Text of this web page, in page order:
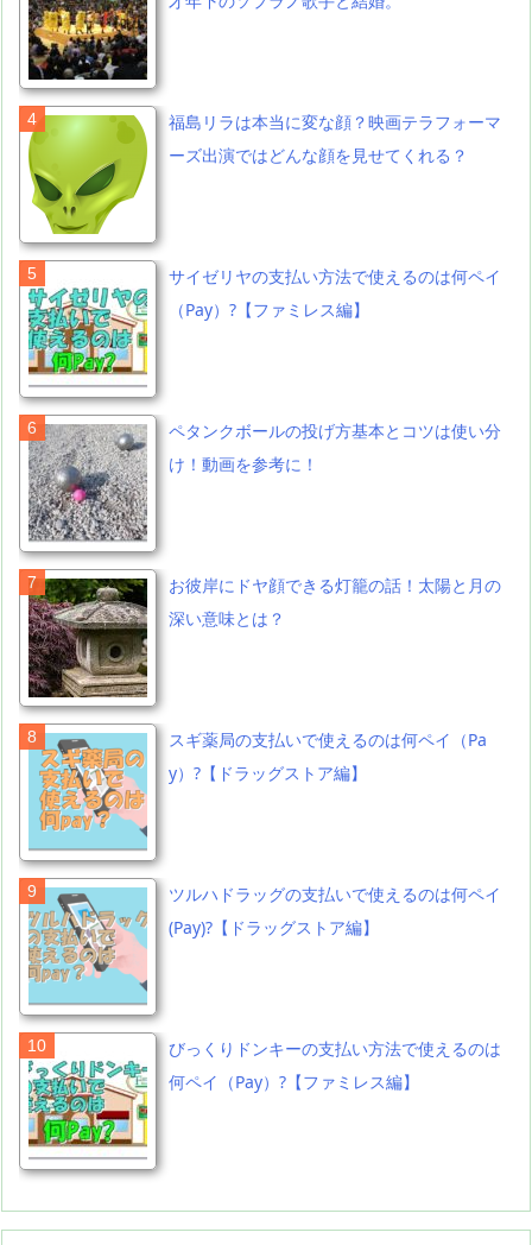
福島リラは本当に変な顔？映画テラフォーマ
ーズ出演ではどんな顔を見せてくれる？
サイゼリヤの支払い方法で使えるのは何ペイ
（Pay）?【ファミレス編】
ペタンクボールの投げ方基本とコツは使い分
け！動画を参考に！
お彼岸にドヤ顔できる灯籠の話！太陽と月の
深い意味とは？
スギ薬局の支払いで使えるのは何ペイ（Pa
y）?【ドラッグストア編】
ツルハドラッグの支払いで使えるのは何ペイ
(Pay)?【ドラッグストア編】
びっくりドンキーの支払い方法で使えるのは
何ペイ（Pay）?【ファミレス編】